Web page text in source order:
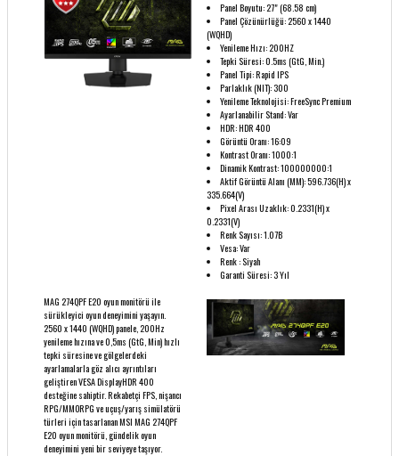
Panel Boyutu: 27" (68.58 cm)
Panel Çözünürlüğü: 2560 x 1440
(WQHD)
Yenileme Hızı: 200HZ
Tepki Süresi: 0.5ms (GtG, Min.)
Panel Tipi: Rapid IPS
Parlaklık (NIT): 300
Yenileme Teknolojisi: FreeSync Premium
Ayarlanabilir Stand: Var
HDR: HDR 400
Görüntü Oranı: 16:09
Kontrast Oranı: 1000:1
Dinamik Kontrast: 100000000:1
Aktif Görüntü Alanı (MM): 596.736(H) x
335.664(V)
Pixel Arası Uzaklık: 0.2331(H) x
0.2331(V)
Renk Sayısı: 1.07B
Vesa: Var
Renk : Siyah
Garanti Süresi: 3 Yıl
MAG 274QPF E20 oyun monitörü ile
sürükleyici oyun deneyimini yaşayın.
2560 x 1440 (WQHD) panele, 200Hz
yenileme hızına ve 0,5ms (GtG, Min) hızlı
tepki süresine ve gölgelerdeki
ayarlamalarla göz alıcı ayrıntıları
geliştiren VESA DisplayHDR 400
desteğine sahiptir. Rekabetçi FPS, nişancı
RPG/MMORPG ve uçuş/yarış simülatörü
türleri için tasarlanan MSI MAG 274QPF
E20 oyun monitörü, gündelik oyun
deneyimini yeni bir seviyeye taşıyor.